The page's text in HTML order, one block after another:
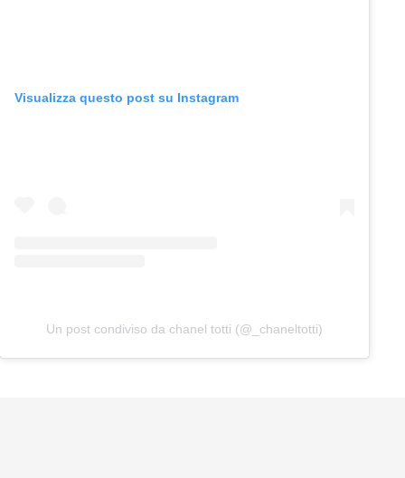
Visualizza questo post su Instagram
Un post condiviso da chanel totti (@_chaneltotti)